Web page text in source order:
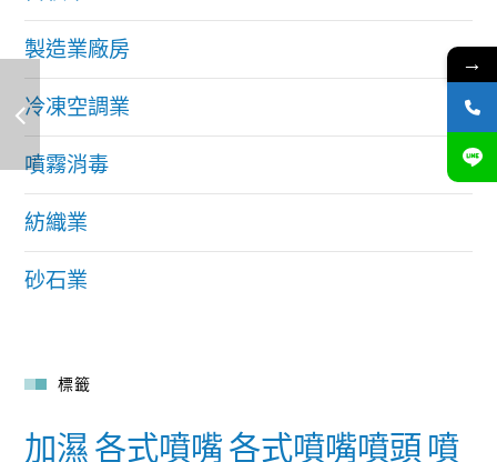
製造業廠房
冷凍空調業
噴霧消毒
紡織業
砂石業
標籤
加濕 各式噴嘴各式噴嘴噴頭 噴
→